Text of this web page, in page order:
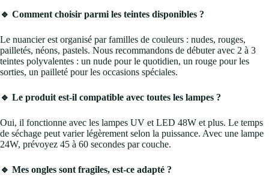
🔹 Comment choisir parmi les teintes disponibles ?
Le nuancier est organisé par familles de couleurs : nudes, rouges,
pailletés, néons, pastels. Nous recommandons de débuter avec 2 à 3
teintes polyvalentes : un nude pour le quotidien, un rouge pour les
sorties, un pailleté pour les occasions spéciales.
🔹 Le produit est-il compatible avec toutes les lampes ?
Oui, il fonctionne avec les lampes UV et LED 48W et plus. Le temps
de séchage peut varier légèrement selon la puissance. Avec une lampe
24W, prévoyez 45 à 60 secondes par couche.
🔹 Mes ongles sont fragiles, est-ce adapté ?